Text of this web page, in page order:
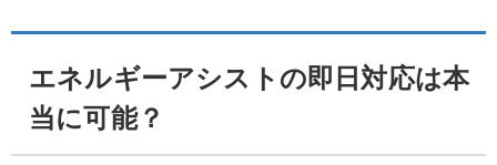
エネルギーアシストの即日対応は本
当に可能？